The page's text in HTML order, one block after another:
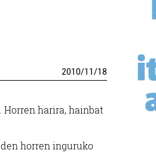
2010/11/18
Horren harira, hainbat
horren inguruko